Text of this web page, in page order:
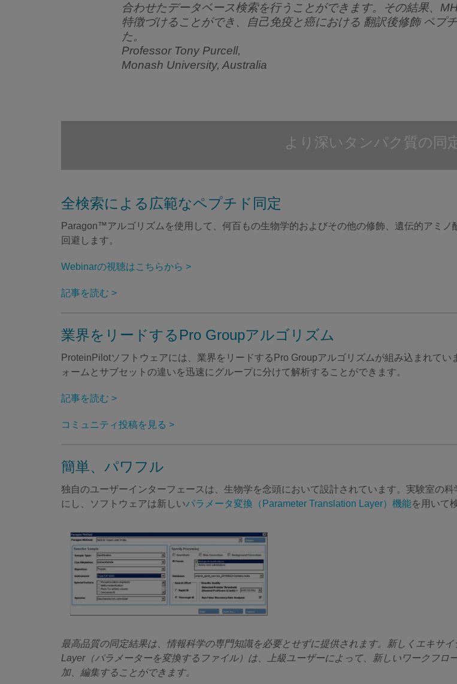
合わせたデータベース検索を行うことができます。その結果、
特徴づけることができ、自己免疫と癌における 翻訳後修飾 ペプ
た。
Professor Tony Purcell,
Monash University, Australia
より深いタンパク質の同
全検索による広範なペプチド同定
Paragon™アルゴリズムを使用して、何百もの生物学的およびその他の修飾、遺伝的アミ
回避します。
Webinarの視聴はこちらから >
記事を読む >
業界をリードするPro Groupアルゴリズム
ProteinPilotソフトウェアには、業界をリードするPro Groupアルゴリズムが組み込まれて
ォームとサブセットの違いを迅速にグループに分けて解析することができます。
記事を読む >
コミュニティ投稿を見る >
簡単、パワフル
独自のユーザーインターフェースは、生物学を念頭において設計されています。実験室の
にし、ソフトウェアは新しいパラメータ変換（Parameter Translation Layer）機能を用いて
最高品質の同定結果は、情報科学の専門知識を必要とせずに提供されます。新しくエキサ
Layer（パラメーターを変換するファイル）は、上級ユーザーによって、新しいワークフ
加、編集することができます。